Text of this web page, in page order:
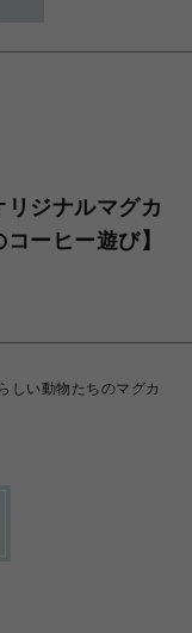
ジナルマグカ
ーヒー遊び】
しい動物たちのマグカ